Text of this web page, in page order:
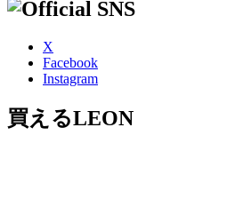
X
Facebook
Instagram
買えるLEON